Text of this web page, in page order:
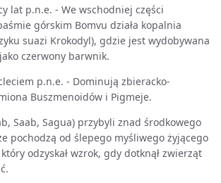
lat p.n.e. - We wschodniej części
górskim Bomvu działa kopalnia
suazi Krokodyl), gdzie jest wydobywana
czerwony barwnik.
p.n.e. - Dominują zbieracko-
Buszmenoidów i Pigmeje.
Saab, Sagua) przybyli znad środkowego
pochodzą od ślepego myśliwego żyjącego
odzyskał wzrok, gdy dotknął zwierząt